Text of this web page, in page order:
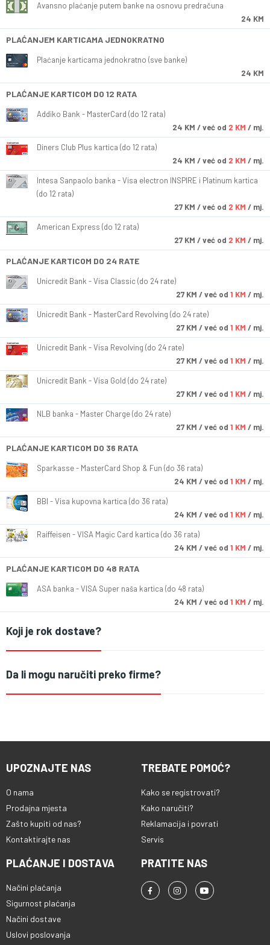
Avansno plaćanje putem banke na osnovu predračuna
24 KM
PLAĆANJEM KARTICAMA JEDNOKRATNO
Plaćanje karticama jednokratno (sve banke)
24 KM
PLAĆANJE KARTICOM DO 12 RATA
Addiko Bank - MasterCard (do 12 rata)
24 KM / već od 2 KM / mj.
Diners Club Plus kartica (do 12 rata)
24 KM / već od 2 KM / mj.
Intesa Sanpaolo banka - Visa electron INSPIRE i Platinum kartica
(do 12 rata)
27 KM / već od 2 KM / mj.
American Express (do 12 rata)
27 KM / već od 2 KM / mj.
PLAĆANJE KARTICOM DO 24 RATE
Unicredit Bank - Visa Classic (do 24 rate)
27 KM / već od 1 KM / mj.
Unicredit Bank - MasterCard Revolving (do 24 rate)
27 KM / već od 1 KM / mj.
Unicredit Bank - Visa Revolving (do 24 rate)
27 KM / već od 1 KM / mj.
Unicredit Bank - Visa Gold (do 24 rate)
27 KM / već od 1 KM / mj.
NLB banka - Master Charge (do 24 rate)
27 KM / već od 1 KM / mj.
PLAĆANJE KARTICOM DO 36 RATA
Sparkasse - MasterCard Shop & Fun (do 36 rata)
24 KM / već od 1 KM / mj.
BBI - Visa kupovna kartica (do 36 rata)
24 KM / već od 1 KM / mj.
Raiffeisen - VISA Magic Card kartica (do 36 rata)
24 KM / već od 1 KM / mj.
PLAĆANJE KARTICOM DO 48 RATA
ASA banka - VISA Super naša kartica (do 48 rata)
24 KM / već od 1 KM / mj.
Koji je rok dostave?
Da li mogu naručiti preko firme?
UPOZNAJTE NAS
O nama
Prodajna mjesta
Zašto kupiti od nas?
Kontaktirajte nas
TREBATE POMOĆ?
Kako se registrovati?
Kako naručiti?
Reklamacija i povrati
Servis
PLAĆANJE I DOSTAVA
Načini plaćanja
Sigurnost plaćanja
Načini dostave
Uslovi poslovanja
PRATITE NAS